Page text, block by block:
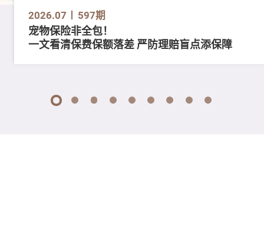
2026.07 597期
宠物保险非全包！
一文看清保费保额落差 严防理赔盲点添保障
1 2 3 4 5 6 7 8 9